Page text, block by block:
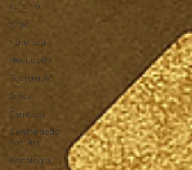
Turismo
Yoga
Natureza
Meditação
Fitoterapia
Ervas
Genética
Constelação
Familiar
Psicologia